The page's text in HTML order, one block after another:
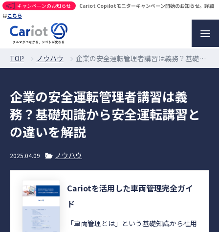
キャンペーンのお知らせ
Cariot Copilotモニターキャンペーン開始のお知らせ。詳細
はこちら
TOP ノウハウ 企業の安全運転管理者講習は義務？基礎知識から安全運転講習との違いを解説
企業の安全運転管理者講習は義
務？基礎知識から安全運転講習と
の違いを解説
2025.04.09 ノウハウ
Cariotを活用した車両管理完全ガイ
ド
「車両管理とは」という基礎知識から社用